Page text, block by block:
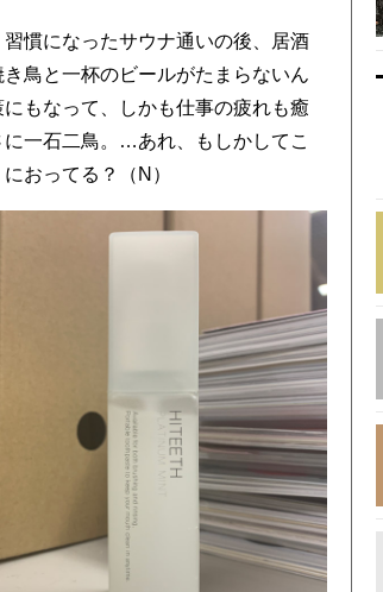
慣になったサウナ通いの後、居酒
き鳥と一杯のビールがたまらないん
もなって、しかも仕事の疲れも癒
に一石二鳥。…あれ、もしかしてこ
おってる？（N）